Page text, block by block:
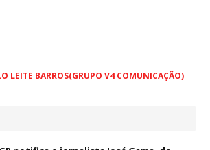
LEITE BARROS(GRUPO V4 COMUNICAÇÃO)